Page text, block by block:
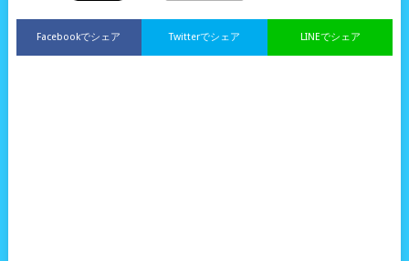
Facebookでシェア LINEでシェア
Twitterでシェア